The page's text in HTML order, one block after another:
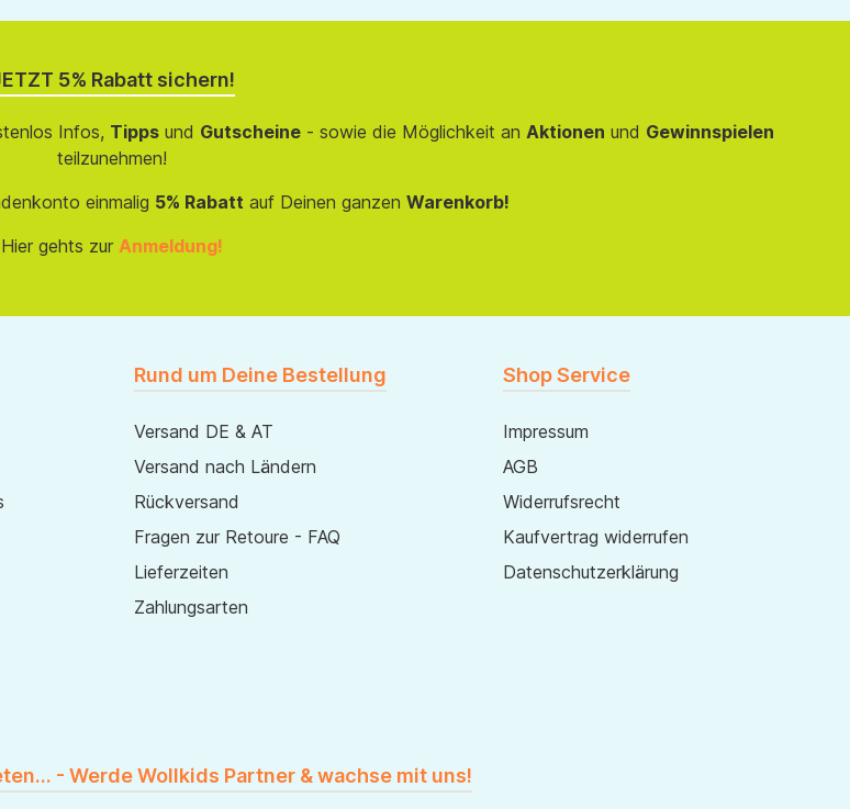
5% Rabatt sichern!
Infos, Tippsund Gutscheine- sowie die Möglichkeit an Aktionen und Gewinnspielen
teilzunehmen!
einmalig 5% Rabatt auf Deinen ganzen Warenkorb!
Hier gehts zur Anmeldung!
Rund um Deine Bestellung
Versand DE & AT
Versand nach Ländern
Rückversand
Fragen zur Retoure - FAQ
Lieferzeiten
Zahlungsarten
Shop Service
Impressum
AGB
Widerrufsrecht
Kaufvertrag widerrufen
Datenschutzerklärung
- Werde Wollkids Partner & wachse mit uns!